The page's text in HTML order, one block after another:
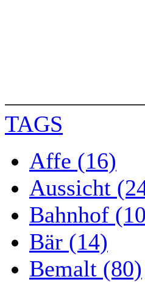
TAGS
Affe (16)
Aussicht
Bahnhof
Bär (14)
Bemalt (80)